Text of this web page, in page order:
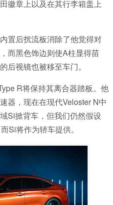
徽章上以及在其行李箱盖上
置后扰流板消除了他觉得对
而黑色饰边则使A柱显得苗
后视镜也被移至车门。
R将保持其离合器踏板。他
器，现在在现代Veloster N中
Si掀背车，但我们仍然假设
Si将作为轿车提供。